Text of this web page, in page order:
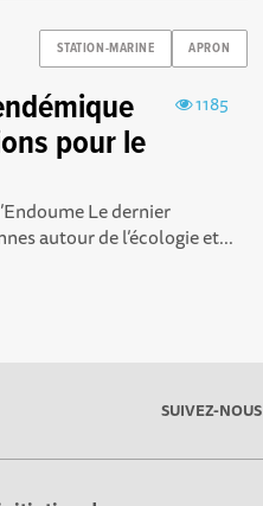
STATION-MARINE APRON
1185
pour le
Le dernier
autour de l’écologie et...
SUIVEZ-NOUS